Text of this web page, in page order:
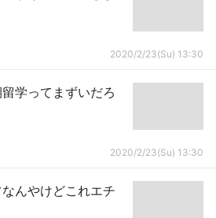
2020/2/23(Su) 13:30
学ってまずいだろ
2020/2/23(Su) 13:30
んやけどこれエチ